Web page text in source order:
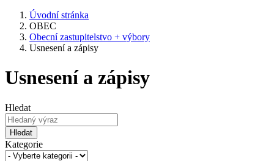
Úvodní stránka
OBEC
Obecní zastupitelstvo + výbory
Usnesení a zápisy
Usnesení a zápisy
Hledat
Hledat
Kategorie